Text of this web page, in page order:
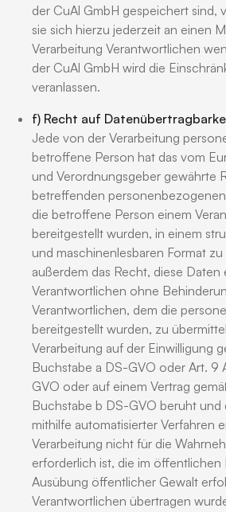
der CuAl GmbH gespeichert sind,
sie sich hierzu jederzeit an einen
Verarbeitung Verantwortlichen
der CuAl GmbH wird die
veranlassen.
f) Recht auf
Jede von der Verarbeitung
betroffene Person hat das vom
und Verordnungsgeber gewährte
betreffenden
die betroffene Person einem
bereitgestellt wurden, in einem
und maschinenlesbaren Format
außerdem das Recht, diese Daten
Verantwortlichen ohne
Verantwortlichen, dem die
bereitgestellt wurden, zu
Verarbeitung auf der Einwilligung
Buchstabe a DS-GVO oder Art. 9
GVO oder auf einem Vertrag
Buchstabe b DS-GVO beruht und
mithilfe automatisierter Verfahren
Verarbeitung nicht für die
erforderlich ist, die im öffentlichen
Ausübung öffentlicher Gewalt
Verantwortlichen übertragen